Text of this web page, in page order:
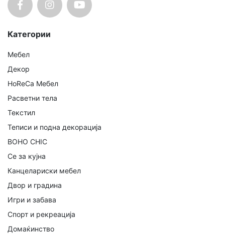
Категории
Мебел
Декор
HoReCa Мебел
Расветни тела
Текстил
Теписи и подна декорација
BOHO CHIC
Се за кујна
Канцелариски мебел
Двор и градина
Игри и забава
Спорт и рекреација
Домаќинство